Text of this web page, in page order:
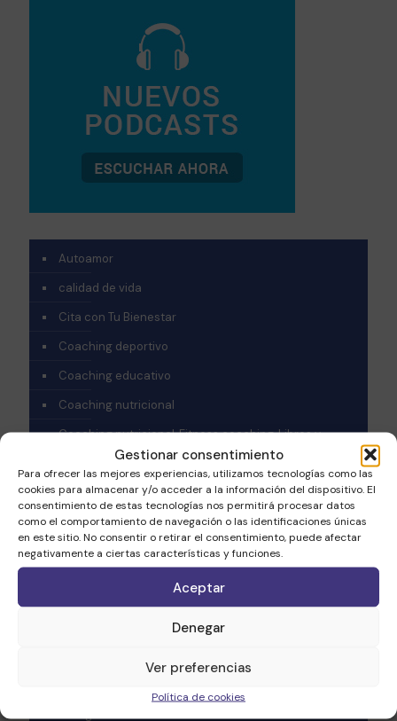
Gestionar consentimiento
Para ofrecer las mejores experiencias, utilizamos tecnologías como las
cookies para almacenar y/o acceder a la información del dispositivo. El
consentimiento de estas tecnologías nos permitirá procesar datos
como el comportamiento de navegación o las identificaciones únicas
en este sitio. No consentir o retirar el consentimiento, puede afectar
negativamente a ciertas características y funciones.
Aceptar
Denegar
Ver preferencias
Política de cookies
Autoamor
calidad de vida
Cita con Tu Bienestar
Coaching deportivo
Coaching educativo
Coaching nutricional
Coaching nutricional, Fitness coaching, Libros y
Coaching Personal
crecimiento personal
Desarrollo personal
Emprendimiento
Fitness coaching – Coaching salud